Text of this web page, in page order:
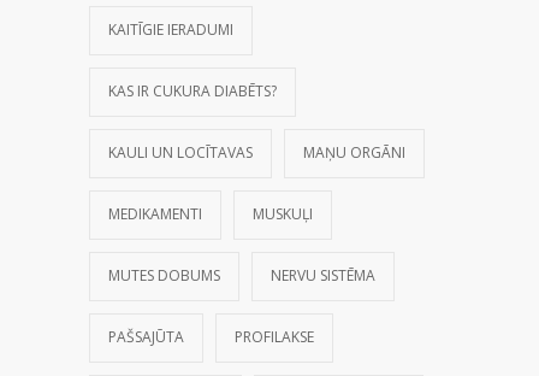
KAITĪGIE IERADUMI
KAS IR CUKURA DIABĒTS?
KAULI UN LOCĪTAVAS MAŅU ORGĀNI
MEDIKAMENTI MUSKUĻI
MUTES DOBUMS NERVU SISTĒMA
PAŠSAJŪTA PROFILAKSE